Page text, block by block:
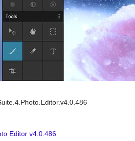
Editor v4.0.486